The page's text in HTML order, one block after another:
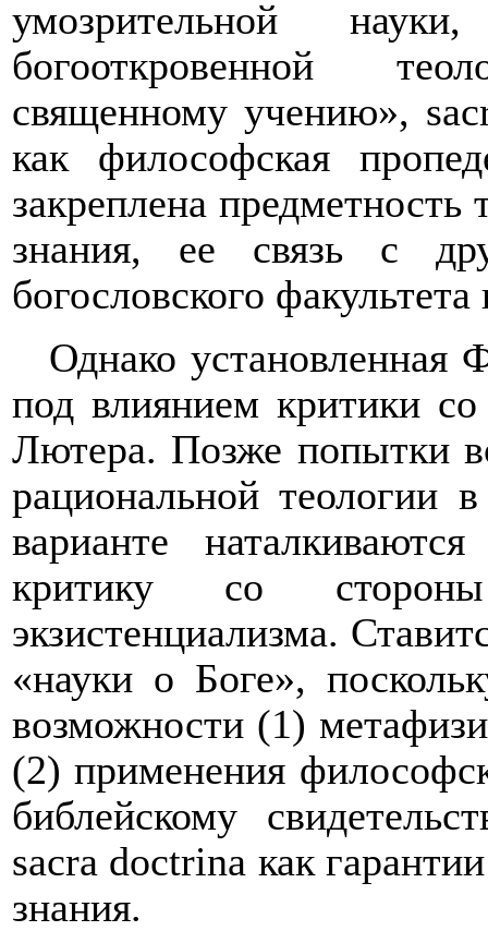
умозрительной
богооткровенной
священному учению»,
как философская
закреплена предметность
знания, ее связь с
богословского
Однако установленная
под влиянием критики
Лютера. Позже попытки
рациональной теологии
варианте
критику со
экзистенциализма.
«науки о Боге»,
возможности (1)
(2) применения
библейскому
sacra doctrina как
знания.